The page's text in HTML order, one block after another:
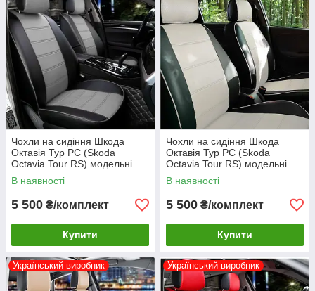
Чохли на сидіння Шкода
Октавія Тур РС (Skoda
Octavia Tour RS) модельні
MAX-N з екошкіри Чорно-
сірий, графіт
В наявності
5 500 ₴/комплект
Купити
Чохли на сидіння Шкода
Октавія Тур РС (Skoda
Octavia Tour RS) модельні
MAX-N з екошкіри Чорно-
білий
В наявності
5 500 ₴/комплект
Купити
Український виробник Український виробник